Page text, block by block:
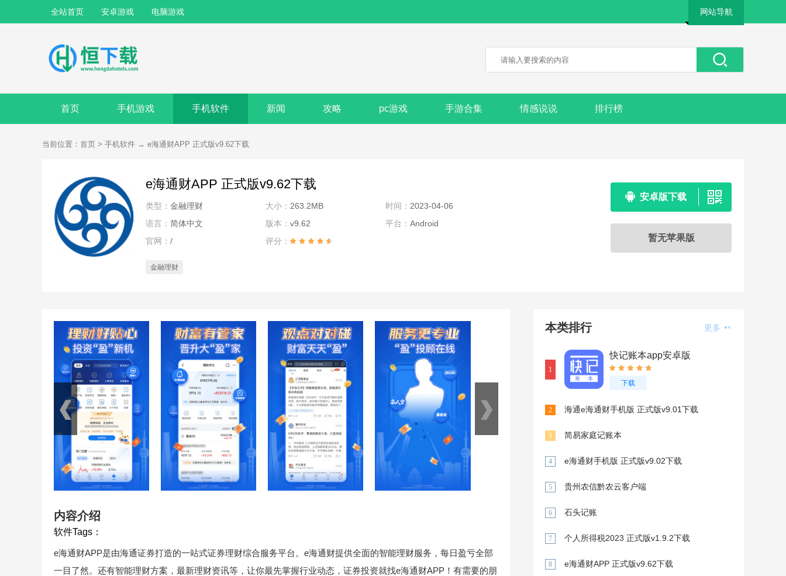
全站首页 安卓游戏 电脑游戏 网站导航
首页 手机游戏 手机软件 新闻 攻略 pc游戏 手游合集 情感说说 排行榜
当前位置： 首页 > 手机软件 → e海通财APP 正式版v9.62下载
e海通财APP 正式版v9.62下载
类型： 金融理财 大小： 263.2MB 时间： 2023-04-06
语言： 简体中文 版本： v9.62 平台： Android
官网： / 评分：
金融理财
安卓版下载
暂无苹果版
内容介绍
软件Tags：
e海通财APP是由海通证券打造的一站式证券理财综合服务平台。e海通财提供全面的智能理财服务，每日盈亏全部
一目了然。还有智能理财方案，最新理财资讯等，让你最先掌握行业动态，证券投资就找e海通财APP！有需要的朋
本类排行 更多
1
快记账本app安卓版
下载
2 海通e海通财手机版 正式版v9.01下载
3 简易家庭记账本
4 e海通财手机版 正式版v9.02下载
5 贵州农信黔农云客户端
6 石头记账
7 个人所得税2023 正式版v1.9.2下载
8 e海通财APP 正式版v9.62下载